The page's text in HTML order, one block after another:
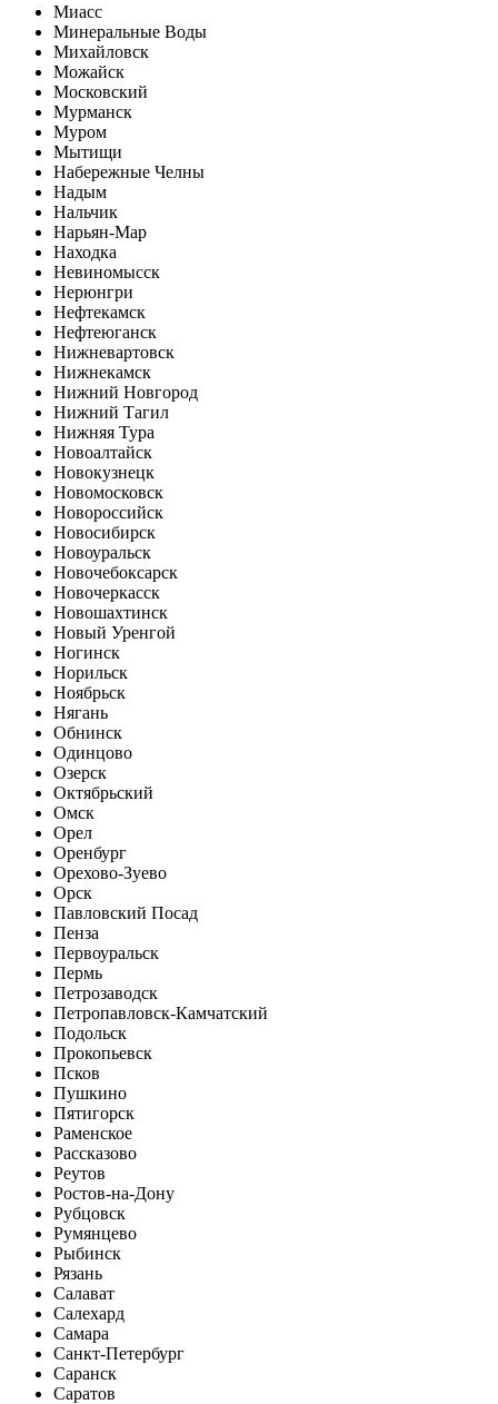
Миасс
Минеральные Воды
Михайловск
Можайск
Московский
Мурманск
Муром
Мытищи
Набережные Челны
Надым
Нальчик
Нарьян-Мар
Находка
Невиномысск
Нерюнгри
Нефтекамск
Нефтеюганск
Нижневартовск
Нижнекамск
Нижний Новгород
Нижний Тагил
Нижняя Тура
Новоалтайск
Новокузнецк
Новомосковск
Новороссийск
Новосибирск
Новоуральск
Новочебоксарск
Новочеркасск
Новошахтинск
Новый Уренгой
Ногинск
Норильск
Ноябрьск
Нягань
Обнинск
Одинцово
Озерск
Октябрьский
Омск
Орел
Оренбург
Орехово-Зуево
Орск
Павловский Посад
Пенза
Первоуральск
Пермь
Петрозаводск
Петропавловск-Камчатский
Подольск
Прокопьевск
Псков
Пушкино
Пятигорск
Раменское
Рассказово
Реутов
Ростов-на-Дону
Рубцовск
Румянцево
Рыбинск
Рязань
Салават
Салехард
Самара
Санкт-Петербург
Саранск
Саратов